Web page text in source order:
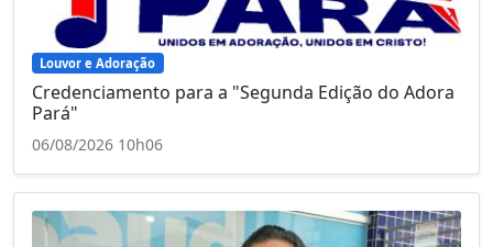
Louvor e Adoração
Credenciamento para a "Segunda Edição do Adora
Pará"
06/08/2026 10h06